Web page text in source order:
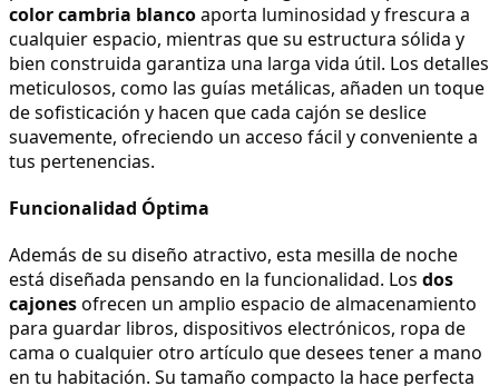
color cambria blanco aporta luminosidad y frescura a
cualquier espacio, mientras que su estructura sólida y
bien construida garantiza una larga vida útil. Los detalles
meticulosos, como las guías metálicas, añaden un toque
de sofisticación y hacen que cada cajón se deslice
suavemente, ofreciendo un acceso fácil y conveniente a
tus pertenencias.
Funcionalidad Óptima
Además de su diseño atractivo, esta mesilla de noche
está diseñada pensando en la funcionalidad. Los dos
cajones ofrecen un amplio espacio de almacenamiento
para guardar libros, dispositivos electrónicos, ropa de
cama o cualquier otro artículo que desees tener a mano
en tu habitación. Su tamaño compacto la hace perfecta